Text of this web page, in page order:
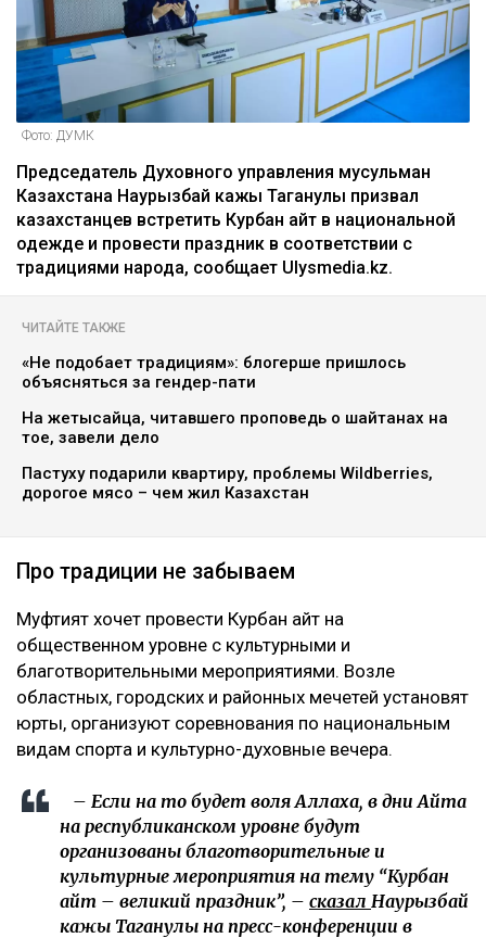
Фото: ДУМК
Председатель Духовного управления мусульман
Казахстана Наурызбай кажы Таганулы призвал
казахстанцев встретить Курбан айт в национальной
одежде и провести праздник в соответствии с
традициями народа, сообщает Ulysmedia.kz.
ЧИТАЙТЕ ТАКЖЕ
«Не подобает традициям»: блогерше пришлось
объясняться за гендер-пати
На жетысайца, читавшего проповедь о шайтанах на
тое, завели дело
Пастуху подарили квартиру, проблемы Wildberries,
дорогое мясо – чем жил Казахстан
Про традиции не забываем
Муфтият хочет провести Курбан айт на
общественном уровне с культурными и
благотворительными мероприятиями. Возле
областных, городских и районных мечетей установят
юрты, организуют соревнования по национальным
видам спорта и культурно-духовные вечера.
– Если на то будет воля Аллаха, в дни Айта
на республиканском уровне будут
организованы благотворительные и
культурные мероприятия на тему “Курбан
айт – великий праздник”, – сказал Наурызбай
кажы Таганулы на пресс-конференции в